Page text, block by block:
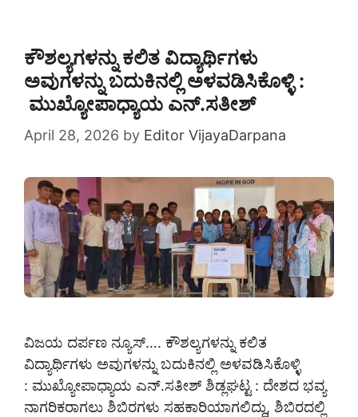
ಕೌಶಲ್ಯಗಳನ್ನು ಕಲಿತ ವಿದ್ಯಾರ್ಥಿಗಳು
ಅವುಗಳನ್ನು ಬದುಕಿನಲ್ಲಿ ಅಳವಡಿಸಿಕೊಳ್ಳಿ :
ಮುಖ್ಯೋಪಾಧ್ಯಾಯ ಎನ್.ಸತೀಶ್
April 28, 2026 by Editor VijayaDarpana
ವಿಜಯ ದರ್ಪಣ ನ್ಯೂಸ್…. ಕೌಶಲ್ಯಗಳನ್ನು ಕಲಿತ
ವಿದ್ಯಾರ್ಥಿಗಳು ಅವುಗಳನ್ನು ಬದುಕಿನಲ್ಲಿ ಅಳವಡಿಸಿಕೊಳ್ಳಿ
: ಮುಖ್ಯೋಪಾಧ್ಯಾಯ ಎನ್.ಸತೀಶ್ ಶಿಡ್ಲಘಟ್ಟ : ದೇಶದ ಭವ್ಯ
ನಾಗರಿಕರಾಗಲು ಶಿಬಿರಗಳು ಸಹಕಾರಿಯಾಗಲಿದ್ದು, ಶಿಬಿರದಲ್ಲಿ